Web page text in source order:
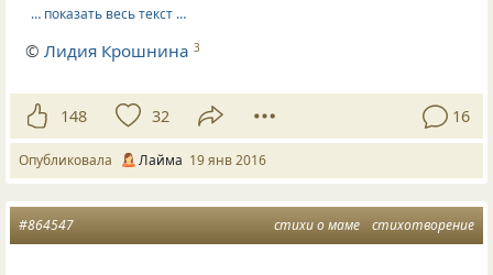
… показать весь текст …
©Лидия Крошнина 3
148 32 16
Опубликовала Лайма 19 янв 2016
стихи о маме стихотворение
#864547